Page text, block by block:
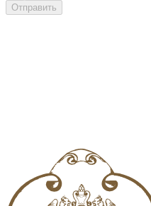
Отправить